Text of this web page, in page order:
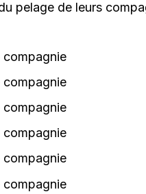
pelage de leurs